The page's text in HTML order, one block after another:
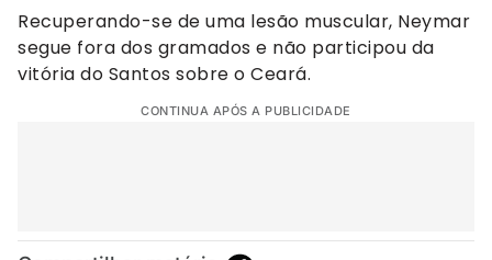
Recuperando-se de uma lesão muscular, Neymar
segue fora dos gramados e não participou da
vitória do Santos sobre o Ceará.
CONTINUA APÓS A PUBLICIDADE